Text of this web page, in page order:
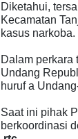
Diketahui,
Kecamatan
kasus narkoba.
Dalam perkara
Undang
huruf a
Saat ini pihak
berkoordinasi